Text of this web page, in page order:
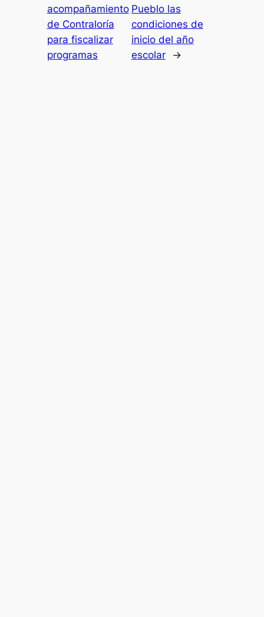
acompañamiento
de Contraloría
para fiscalizar
programas
Pueblo las
condiciones de
inicio del año
escolar
→